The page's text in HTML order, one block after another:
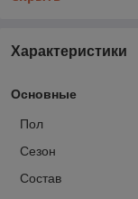
Характеристики
Основные
Пол
Сезон
Состав